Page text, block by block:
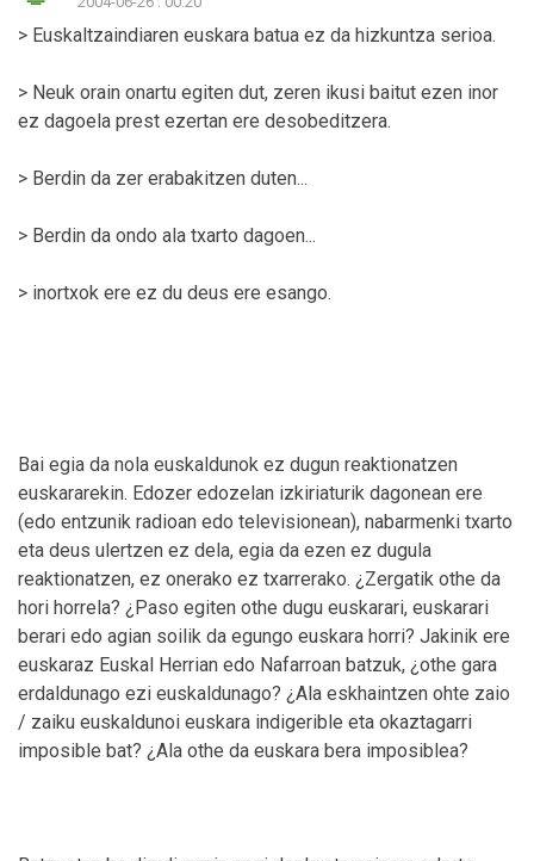
> Euskaltzaindiaren euskara batua ez da hizkuntza serioa.
> Neuk orain onartu egiten dut, zeren ikusi baitut ezen inor
ez dagoela prest ezertan ere desobeditzera.
> Berdin da zer erabakitzen duten...
> Berdin da ondo ala txarto dagoen...
> inortxok ere ez du deus ere esango.
Bai egia da nola euskaldunok ez dugun reaktionatzen
euskararekin. Edozer edozelan izkiriaturik dagonean ere
(edo entzunik radioan edo televisionean), nabarmenki txarto
eta deus ulertzen ez dela, egia da ezen ez dugula
reaktionatzen, ez onerako ez txarrerako. ¿Zergatik othe da
hori horrela? ¿Paso egiten othe dugu euskarari, euskarari
berari edo agian soilik da egungo euskara horri? Jakinik ere
euskaraz Euskal Herrian edo Nafarroan batzuk, ¿othe gara
erdaldunago ezi euskaldunago? ¿Ala eskhaintzen ohte zaio
/ zaiku euskaldunoi euskara indigerible eta okaztagarri
imposible bat? ¿Ala othe da euskara bera imposiblea?